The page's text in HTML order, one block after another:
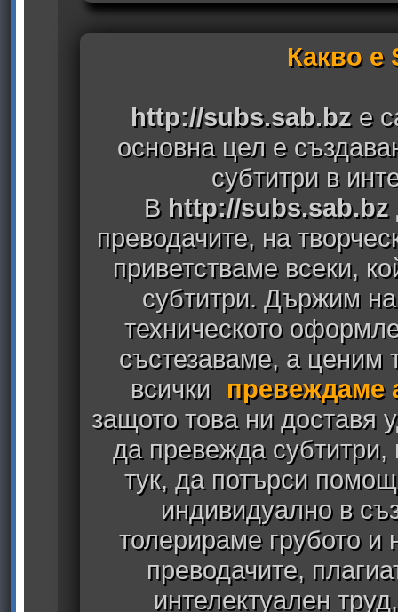
Какво е
http://subs.sab.bz е
основна цел е
субтитри в
В http://subs.sab.bz
преводачите, на
приветстваме всеки,
субтитри. Държим
техническото
състезаваме, а ценим
всички
превеждаме
защото това ни доставя
да превежда
тук, да потърси
индивидуално в
толерираме грубото
преводачите,
интелектуален